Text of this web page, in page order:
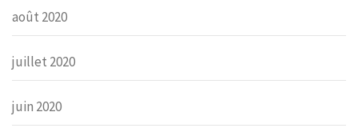
août 2020
juillet 2020
juin 2020